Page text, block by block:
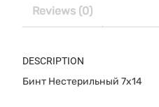
смReviews (0)
DESCRIPTION
Бинт Нестерильный 7х14